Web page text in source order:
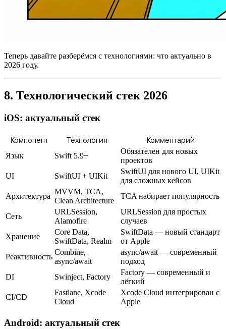
Теперь давайте разберёмся с технологиями: что актуально в
2026 году.
8. Технологический стек 2026
iOS: актуальный стек
Компонент Технология Комментарий
Язык Swift 5.9+
Обязателен для новых
проектов
UI
SwiftUI + UIKit
SwiftUI для нового UI, UIKit
для сложных кейсов
Архитектура
MVVM, TCA,
Clean Architecture
TCA набирает популярность
Сеть
URLSession,
Alamofire
URLSession для простых
случаев
Хранение
Core Data,
SwiftData, Realm
SwiftData — новый стандарт
от Apple
Реактивность
Combine,
async/await
async/await — современный
подход
DI
Swinject, Factory
Factory — современный и
лёгкий
CI/CD
Fastlane, Xcode
Cloud
Xcode Cloud интегрирован с
Apple
Android: актуальный стек